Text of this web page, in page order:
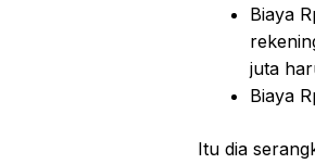
Biaya
juta
Biaya
Itu dia